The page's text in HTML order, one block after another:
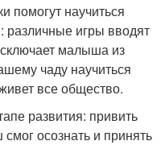
помогут научиться
различные игры вводят
малыша из
чаду научиться
все общество.
развития: привить
осознать и принять